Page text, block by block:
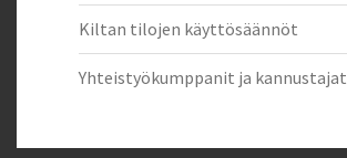
Kiltan tilojen käyttösäännöt
Yhteistyökumppanit ja kannustajat